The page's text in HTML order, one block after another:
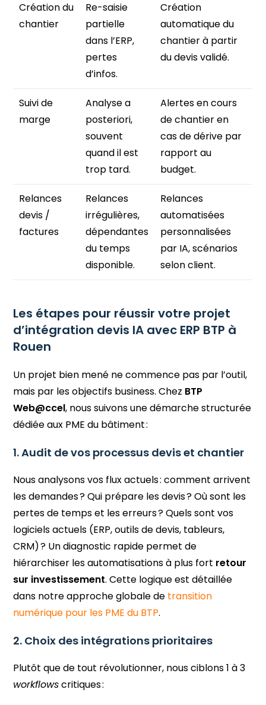
Création du
chantier
Re-saisie
partielle
dans l’ERP,
pertes
d’infos.
Création
automatique du
chantier à partir
du devis validé.
Suivi de
marge
Analyse a
posteriori,
souvent
quand il est
trop tard.
Alertes en cours
de chantier en
cas de dérive par
rapport au
budget.
Relances
devis /
factures
Relances
irrégulières,
dépendantes
du temps
disponible.
Relances
automatisées
personnalisées
par IA, scénarios
selon client.
Les étapes pour réussir votre projet
d’intégration devis IA avec ERP BTP à
Rouen
Un projet bien mené ne commence pas par l’outil,
mais par les objectifs business. Chez BTP
Web@ccel, nous suivons une démarche structurée
dédiée aux PME du bâtiment :
1. Audit de vos processus devis et chantier
Nous analysons vos flux actuels : comment arrivent
les demandes ? Qui prépare les devis ? Où sont les
pertes de temps et les erreurs ? Quels sont vos
logiciels actuels (ERP, outils de devis, tableurs,
CRM) ? Un diagnostic rapide permet de
hiérarchiser les automatisations à plus fort retour
sur investissement. Cette logique est détaillée
dans notre approche globale de transition
numérique pour les PME du BTP.
2. Choix des intégrations prioritaires
Plutôt que de tout révolutionner, nous ciblons 1 à 3
workflowscritiques :